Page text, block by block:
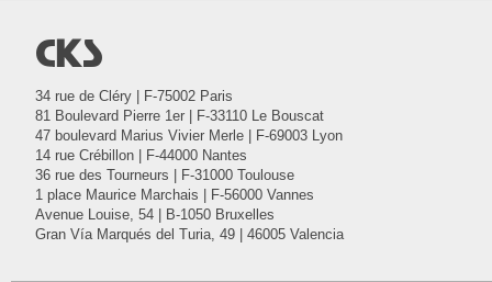
@
34 rue de Cléry | F-75002 Paris
81 Boulevard Pierre 1er | F-33110 Le Bouscat
47 boulevard Marius Vivier Merle | F-69003 Lyon
14 rue Crébillon | F-44000 Nantes
36 rue des Tourneurs | F-31000 Toulouse
1 place Maurice Marchais | F-56000 Vannes
Avenue Louise, 54 | B-1050 Bruxelles
Gran Vía Marqués del Turia, 49 | 46005 Valencia